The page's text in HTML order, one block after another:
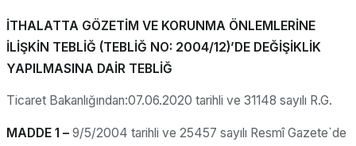
İTHALATTA GÖZETİM VE KORUNMA ÖNLEMLERİNE
İLİŞKİN TEBLİĞ (TEBLİĞ NO: 2004/12)’DE DEĞİŞİKLİK
YAPILMASINA DAİR TEBLİĞ
Ticaret Bakanlığından:07.06.2020 tarihli ve 31148 sayılı R.G.
MADDE 1 – 9/5/2004 tarihli ve 25457 sayılı Resmî Gazete`de